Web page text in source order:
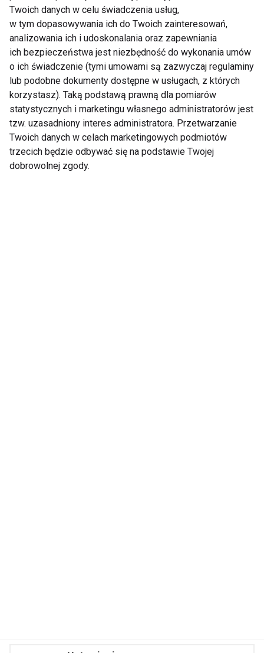
Czas relaksu, relaksu,
relaksu to czas...
Hydroterapia
Pokaż więcej
Twoich danych w celu świadczenia usług,
w tym dopasowywania ich do Twoich zainteresowań,
analizowania ich i udoskonalania oraz zapewniania
ich bezpieczeństwa jest niezbędność do wykonania umów
o ich świadczenie (tymi umowami są zazwyczaj regulaminy
lub podobne dokumenty dostępne w usługach, z których
korzystasz). Taką podstawą prawną dla pomiarów
statystycznych i marketingu własnego administratorów jest
tzw. uzasadniony interes administratora. Przetwarzanie
Twoich danych w celach marketingowych podmiotów
trzecich będzie odbywać się na podstawie Twojej
dobrowolnej zgody.